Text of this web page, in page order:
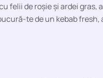
felii de roșie și ardei gras,
te de un kebab fresh,